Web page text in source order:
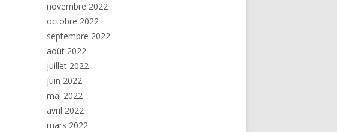
novembre 2022
octobre 2022
septembre 2022
août 2022
juillet 2022
juin 2022
mai 2022
avril 2022
mars 2022